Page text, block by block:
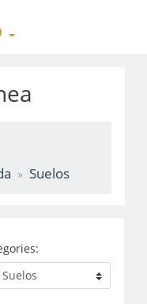
Suelos